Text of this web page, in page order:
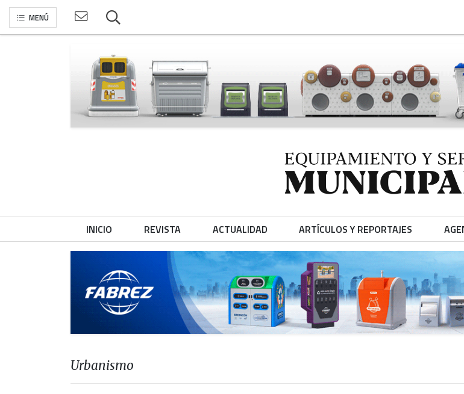
MENÚ
INICIO REVISTA ACTUALIDAD ARTÍCULOS Y REPORTAJES
Urbanismo